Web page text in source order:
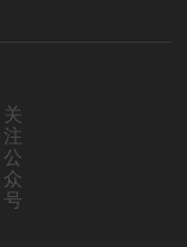
关
注
公
众
号